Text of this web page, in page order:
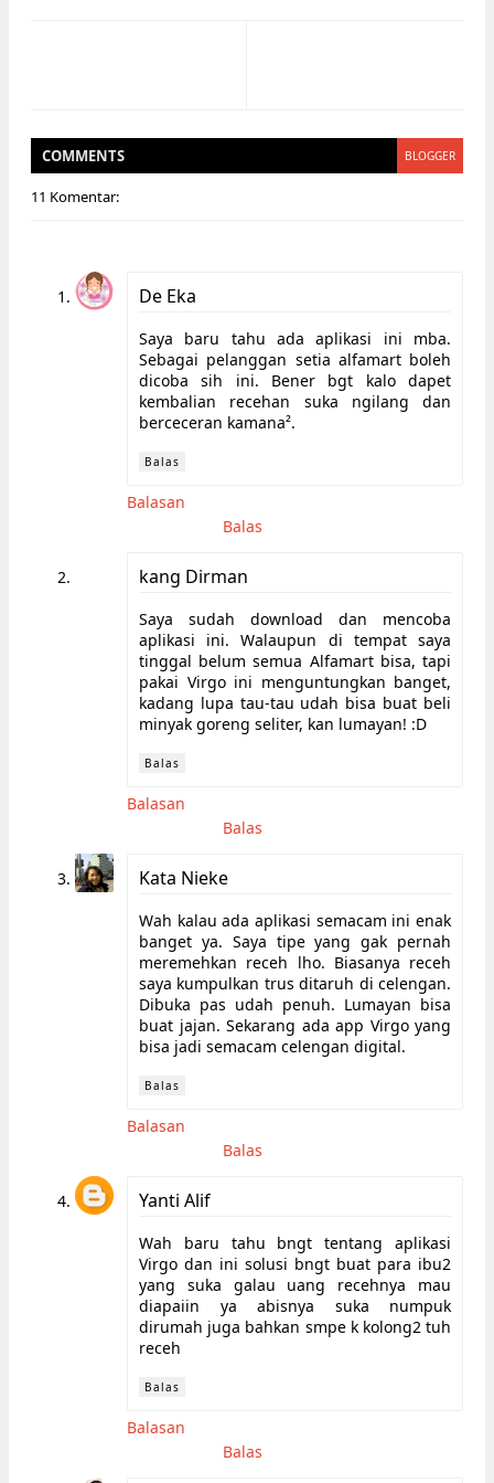
COMMENTS BLOGGER
11 Komentar:
De Eka
Saya baru tahu ada aplikasi ini mba.
Sebagai pelanggan setia alfamart boleh
dicoba sih ini. Bener bgt kalo dapet
kembalian recehan suka ngilang dan
berceceran kamana².
Balas
Balasan
Balas
kang Dirman
Saya sudah download dan mencoba
aplikasi ini. Walaupun di tempat saya
tinggal belum semua Alfamart bisa, tapi
pakai Virgo ini menguntungkan banget,
kadang lupa tau-tau udah bisa buat beli
minyak goreng seliter, kan lumayan! :D
Balas
Balasan
Balas
Kata Nieke
Wah kalau ada aplikasi semacam ini enak
banget ya. Saya tipe yang gak pernah
meremehkan receh lho. Biasanya receh
saya kumpulkan trus ditaruh di celengan.
Dibuka pas udah penuh. Lumayan bisa
buat jajan. Sekarang ada app Virgo yang
bisa jadi semacam celengan digital.
Balas
Balasan
Balas
Yanti Alif
Wah baru tahu bngt tentang aplikasi
Virgo dan ini solusi bngt buat para ibu2
yang suka galau uang recehnya mau
diapaiin ya abisnya suka numpuk
dirumah juga bahkan smpe k kolong2 tuh
receh
Balas
Balasan
Balas